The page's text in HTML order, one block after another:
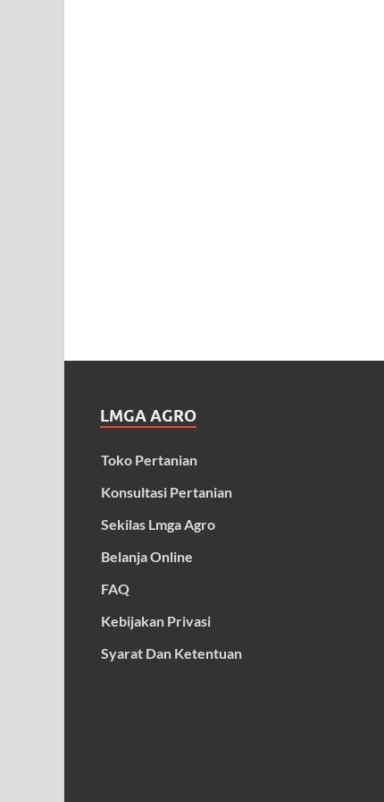
LMGA AGRO
Toko Pertanian
Konsultasi Pertanian
Sekilas Lmga Agro
Belanja Online
FAQ
Kebijakan Privasi
Syarat Dan Ketentuan